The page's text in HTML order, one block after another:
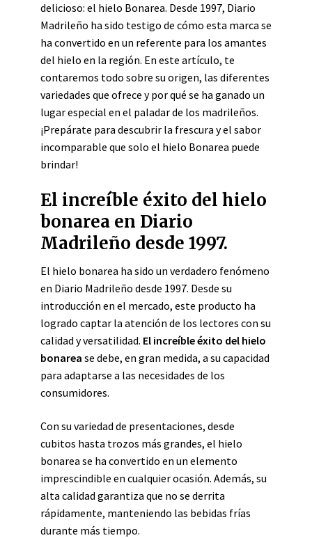
delicioso: el hielo Bonarea. Desde 1997, Diario
Madrileño ha sido testigo de cómo esta marca se
ha convertido en un referente para los amantes
del hielo en la región. En este artículo, te
contaremos todo sobre su origen, las diferentes
variedades que ofrece y por qué se ha ganado un
lugar especial en el paladar de los madrileños.
¡Prepárate para descubrir la frescura y el sabor
incomparable que solo el hielo Bonarea puede
brindar!
El increíble éxito del hielo
bonarea en Diario
Madrileño desde 1997.
El hielo bonarea ha sido un verdadero fenómeno
en Diario Madrileño desde 1997. Desde su
introducción en el mercado, este producto ha
logrado captar la atención de los lectores con su
calidad y versatilidad. El increíble éxito del hielo
bonarea se debe, en gran medida, a su capacidad
para adaptarse a las necesidades de los
consumidores.
Con su variedad de presentaciones, desde
cubitos hasta trozos más grandes, el hielo
bonarea se ha convertido en un elemento
imprescindible en cualquier ocasión. Además, su
alta calidad garantiza que no se derrita
rápidamente, manteniendo las bebidas frías
durante más tiempo.